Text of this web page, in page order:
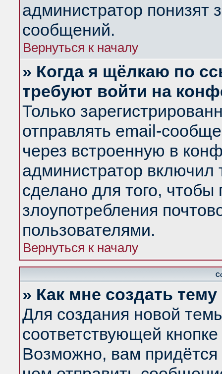
администратор понизят
сообщений.
Вернуться к началу
» Когда я щёлкаю по
требуют войти на
Только
отправлять email-
через встроенную в
администратор
сделано для того, чтобы
злоупотребления
пользователями.
Вернуться к началу
» Как мне создать
Для создания новой
соответствующей
Возможно, вам придётся